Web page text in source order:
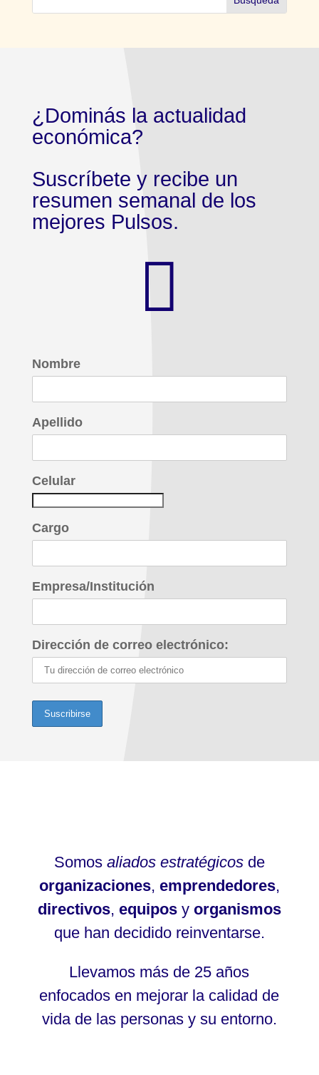
¿Dominás la actualidad
económica?
Suscríbete y recibe un
resumen semanal de los
mejores Pulsos.

Nombre
Apellido
Celular
Cargo
Empresa/Institución
Dirección de correo electrónico:
Somos aliados estratégicosde
organizaciones, emprendedores,
directivos, equiposy organismos
que han decidido reinventarse.
Llevamos más de 25 años
enfocados en mejorar la calidad de
vida de las personas y su entorno.